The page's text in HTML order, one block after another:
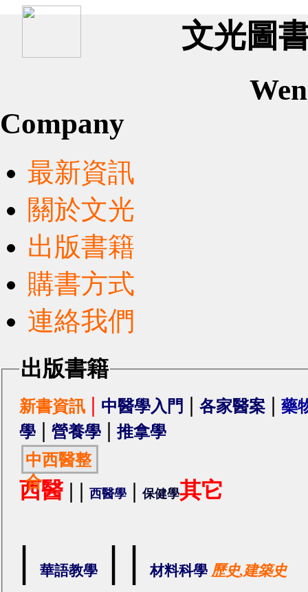
文光圖書有
Company
最新資訊
關於文光
出版書籍
購書方式
連絡我們
出版書籍
新書資訊 | 中醫學入門 | 各家醫案 | 藥
學 | 營養學 | 推拿學
中西醫整
合
西醫 | | 西醫學 | 保健學其它
| 華語教學 | |材料科學 歷史,建築史